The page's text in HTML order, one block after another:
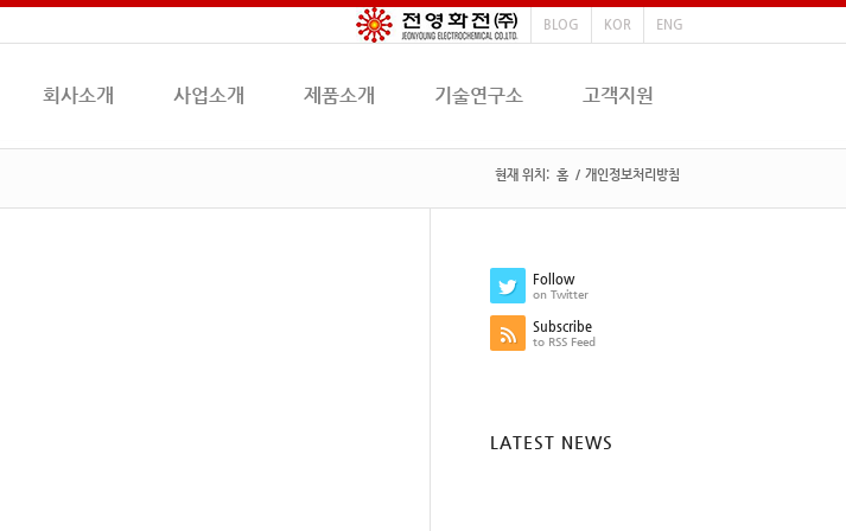
BLOG KOR ENG
회사소개 사업소개 제품소개 기술연구소 고객지원
현재 위치: 홈 / 개인정보처리방침
Follow
on Twitter
Subscribe
to RSS Feed
LATEST NEWS